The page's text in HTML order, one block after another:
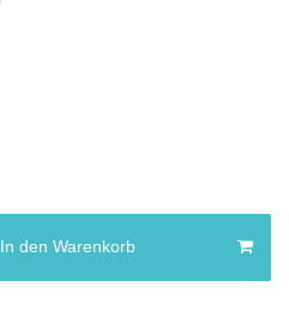
In den Warenkorb